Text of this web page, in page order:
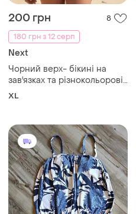
200 грн
8
180 грн з 12 серп
Next
Чорний верх- бікині на
зав'язках та різнокольорові
плавки з принтом у стилі
XL